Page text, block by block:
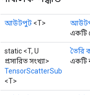
আউটপুট <T>
একটি
static <T, U
প্রসারিত সংখ্যা>
TensorScatterSub
<T>
তৈরি
একটি